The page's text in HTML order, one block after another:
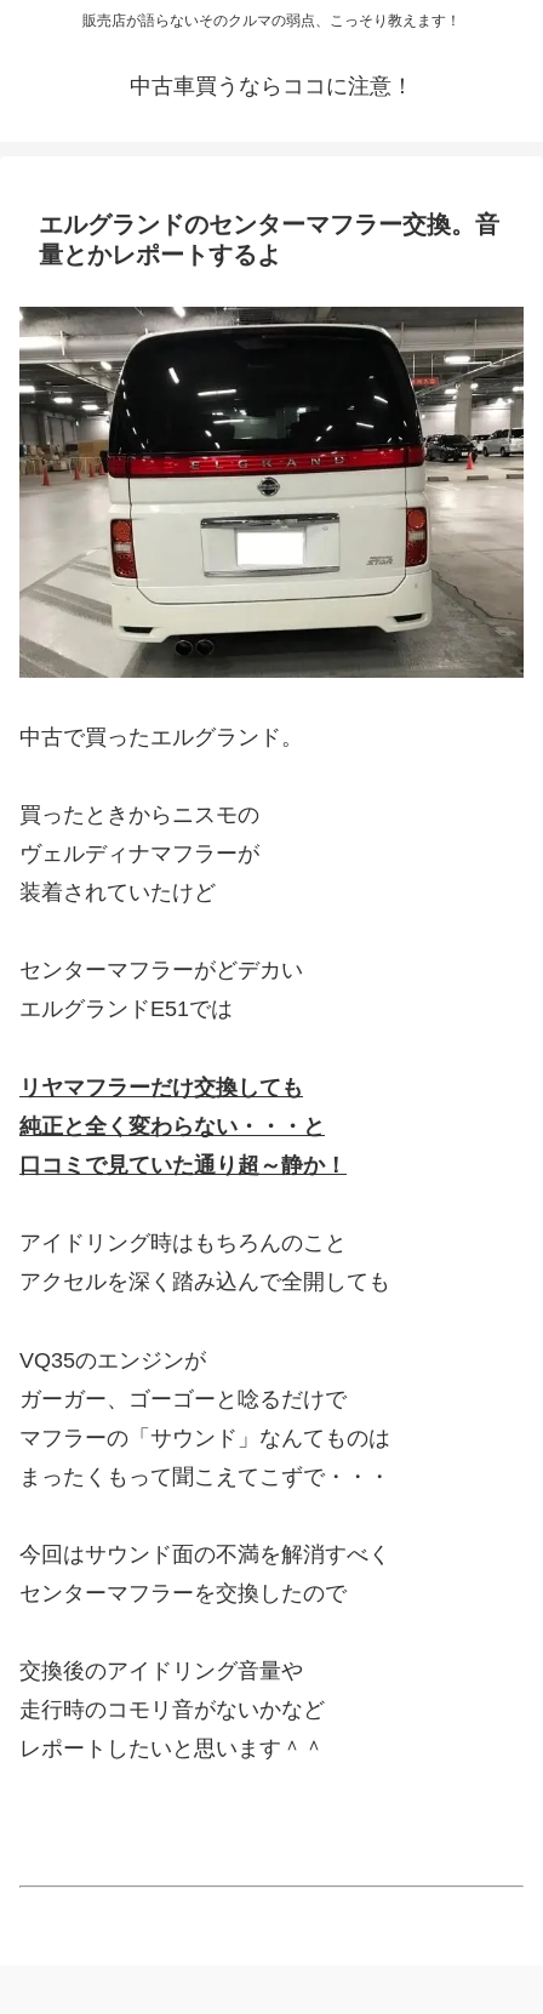
販売店が語らないそのクルマの弱点、こっそり教えます！
中古車買うならココに注意！
エルグランドのセンターマフラー交換。音
量とかレポートするよ
中古で買ったエルグランド。
買ったときからニスモの
ヴェルディナマフラーが
装着されていたけど
センターマフラーがどデカい
エルグランドE51では
リヤマフラーだけ交換しても
純正と全く変わらない・・・と
口コミで見ていた通り超～静か！
アイドリング時はもちろんのこと
アクセルを深く踏み込んで全開しても
VQ35のエンジンが
ガーガー、ゴーゴーと唸るだけで
マフラーの「サウンド」なんてものは
まったくもって聞こえてこずで・・・
今回はサウンド面の不満を解消すべく
センターマフラーを交換したので
交換後のアイドリング音量や
走行時のコモリ音がないかなど
レポートしたいと思います＾＾